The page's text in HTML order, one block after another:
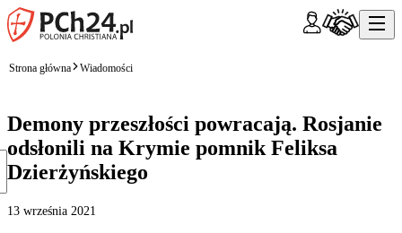
Strona główna Wiadomości
Demony przeszłości powracają. Rosjanie
odsłonili na Krymie pomnik Feliksa
Dzierżyńskiego
13 września 2021